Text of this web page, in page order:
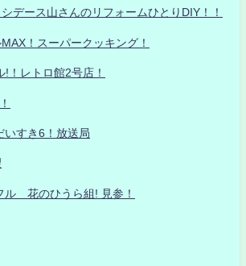
デース山さんのリフォームひとりDIY！！
！スーパークッキング！
！レトロ館2号店！
いすき6！放送局
ル 花のひうら組! 見参！